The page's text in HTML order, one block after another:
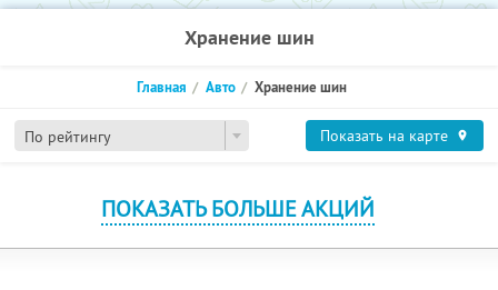
Хранение шин
По рейтингу
Главная Авто Хранение шин
Показать на карте
ПОКАЗАТЬ БОЛЬШЕ АКЦИЙ